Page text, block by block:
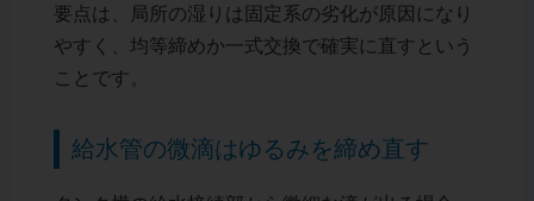
要点は、局所の湿りは固定系の劣化が原因になり
やすく、均等締めか一式交換で確実に直すという
ことです。
給水管の微滴はゆるみを締め直す